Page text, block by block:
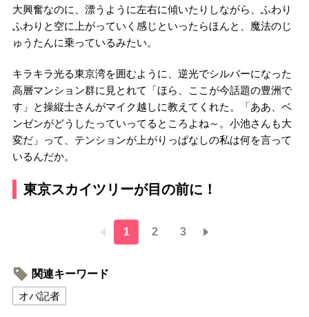
大興奮なのに、漂うように左右に傾いたりしながら、ふわり
ふわりと空に上がっていく感じといったらほんと、魔法のじ
ゅうたんに乗っているみたい。
キラキラ光る東京湾を囲むように、逆光でシルバーになった
高層マンション群に見とれて「ほら、ここが今話題の豊洲で
す」と操縦士さんがマイク越しに教えてくれた。「ああ、ベ
ンゼンがどうしたっていってるところよね～。小池さんも大
変だ」って、テンションが上がりっぱなしの私は何を言って
いるんだか。
東京スカイツリーが目の前に！
1 2 3
関連キーワード
オバ記者